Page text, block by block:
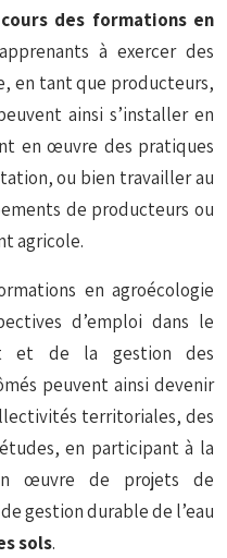
cours des formations en
à exercer des
en tant que producteurs,
ainsi s’installer en
en œuvre des pratiques
ou bien travailler au
de producteurs ou
agricole.
en agroécologie
d’emploi dans le
et de la gestion des
peuvent ainsi devenir
territoriales, des
en participant à la
œuvre de projets de
gestion durable de l’eau
sols.